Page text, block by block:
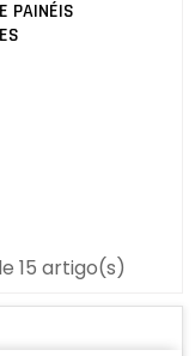
PAINÉIS
15 artigo(s)
AO CARRINHO